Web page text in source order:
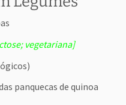
vegetariana]
panquecas de quinoa